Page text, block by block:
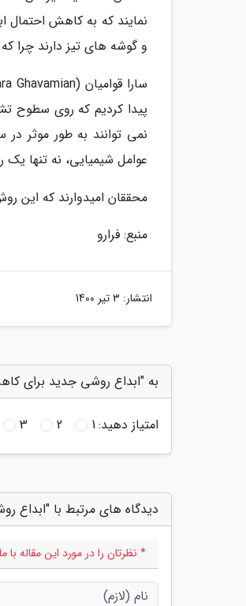
نمایند که به کاهش احتمال
و گوشه های تیز دارند چرا
پیدا کردیم که روی سطوح
نمی توانند به طور موثر
عوامل شیمیایی، نه تنها
محققان امیدوارند که این
منبع: فرارو
انتشار: 3 تیر 1400
به "ابداع روشی جدید برای
امتیاز دهید:1
2
3
دیدگاه های مرتبط با "ابداع
* نظرتان را در مورد این مقاله با